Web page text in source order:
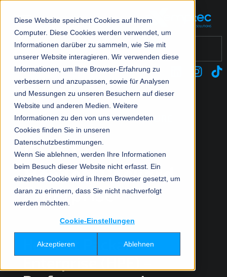
Diese Website speichert Cookies auf Ihrem
Computer. Diese Cookies werden verwendet, um
Informationen darüber zu sammeln, wie Sie mit
unserer Website interagieren. Wir verwenden diese
Informationen, um Ihre Browser-Erfahrung zu
verbessern und anzupassen, sowie für Analysen
und Messungen zu unseren Besuchern auf dieser
Website und anderen Medien. Weitere
Informationen zu den von uns verwendeten
Cookies finden Sie in unseren
Datenschutzbestimmungen.
Wenn Sie ablehnen, werden Ihre Informationen
beim Besuch dieser Website nicht erfasst. Ein
einzelnes Cookie wird in Ihrem Browser gesetzt, um
daran zu erinnern, dass Sie nicht nachverfolgt
werden möchten.
Cookie-Einstellungen
Akzeptieren Ablehnen
Unsere Leistungen
IT Services
Retail Services
Zurück
Das Unternehmen
Über Uns
Partner
Soziales Engagement
Zurück
Produkte
Managed Network/WLAN
Managed Security
Managed IT-Infrastructure
Managed Monitoring
Managed Cloud
Modern Workplace
Zurück
Dies ist ein Suchfeld mit einer automatischen
Es gibt keine Vorschläge, da das Suchfeld leer ist.
MANAGED IT-INFRASTRUCTURE
Hewlett Packard